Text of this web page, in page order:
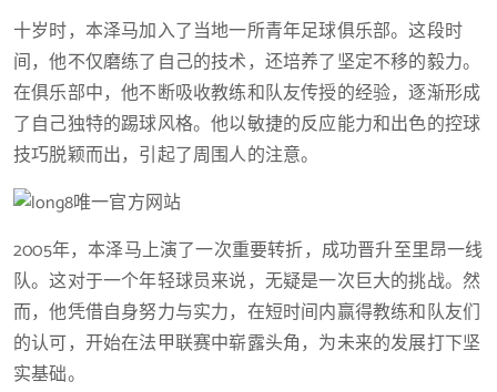
十岁时，本泽马加入了当地一所青年足球俱乐部。这段时
间，他不仅磨练了自己的技术，还培养了坚定不移的毅力。
在俱乐部中，他不断吸收教练和队友传授的经验，逐渐形成
了自己独特的踢球风格。他以敏捷的反应能力和出色的控球
技巧脱颖而出，引起了周围人的注意。
2005年，本泽马上演了一次重要转折，成功晋升至里昂一线
队。这对于一个年轻球员来说，无疑是一次巨大的挑战。然
而，他凭借自身努力与实力，在短时间内赢得教练和队友们
的认可，开始在法甲联赛中崭露头角，为未来的发展打下坚
实基础。